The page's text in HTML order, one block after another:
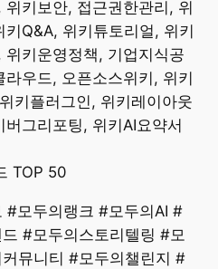
키보안, 접근권한관리, 위
Q&A, 위키튜토리얼, 위키
키운영정책, 기업지식공
우드, 오픈소스위키, 위키
키플러그인, 위키레이아웃
그리포팅, 위키AI요약서
TOP 50
#모두의랭크 #모두의AI #
#모두의스토리텔링 #모
뮤니티 #모두의챌린지 #